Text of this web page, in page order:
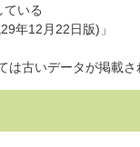
いる
年12月22日版)」
は古いデータが掲載